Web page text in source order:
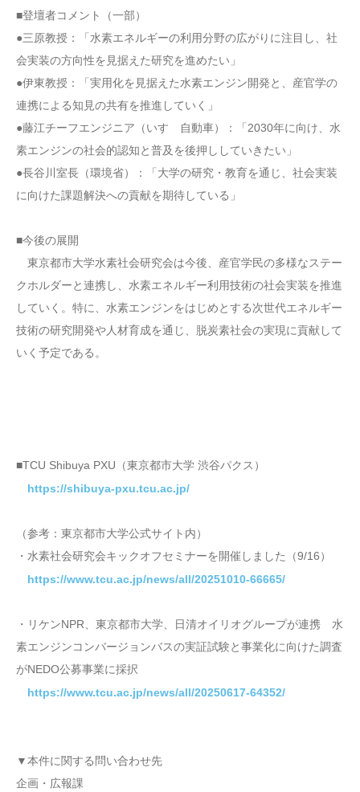
■登壇者コメント（一部）
●三原教授：「水素エネルギーの利用分野の広がりに注目し、社
会実装の方向性を見据えた研究を進めたい」
●伊東教授：「実用化を見据えた水素エンジン開発と、産官学の
連携による知見の共有を推進していく」
●藤江チーフエンジニア（いすゞ自動車）：「2030年に向け、水
素エンジンの社会的認知と普及を後押ししていきたい」
●長谷川室長（環境省）：「大学の研究・教育を通じ、社会実装
に向けた課題解決への貢献を期待している」
■今後の展開
東京都市大学水素社会研究会は今後、産官学民の多様なステー
クホルダーと連携し、水素エネルギー利用技術の社会実装を推進
していく。特に、水素エンジンをはじめとする次世代エネルギー
技術の研究開発や人材育成を通じ、脱炭素社会の実現に貢献して
いく予定である。
■TCU Shibuya PXU（東京都市大学 渋谷パクス）
https://shibuya-pxu.tcu.ac.jp/
（参考：東京都市大学公式サイト内）
・水素社会研究会キックオフセミナーを開催しました（9/16）
https://www.tcu.ac.jp/news/all/20251010-66665/
・リケンNPR、東京都市大学、日清オイリオグループが連携 水
素エンジンコンバージョンバスの実証試験と事業化に向けた調査
がNEDO公募事業に採択
https://www.tcu.ac.jp/news/all/20250617-64352/
▼本件に関する問い合わせ先
企画・広報課